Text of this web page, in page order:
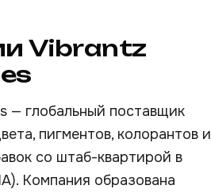
Vibrantz
— глобальный поставщик
пигментов, колорантов и
со штаб-квартирой в
Компания образована